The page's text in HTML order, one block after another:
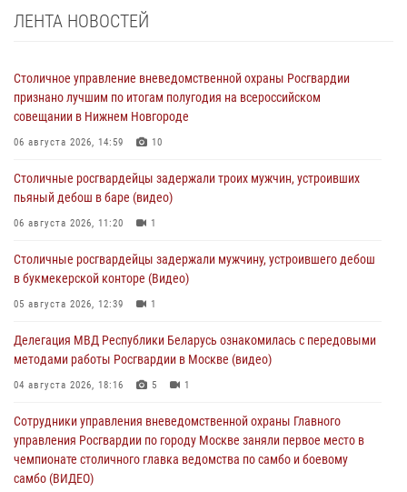
ЛЕНТА НОВОСТЕЙ
Столичное управление вневедомственной охраны Росгвардии
признано лучшим по итогам полугодия на всероссийском
совещании в Нижнем Новгороде
06 августа 2026, 14:59 10
Столичные росгвардейцы задержали троих мужчин, устроивших
пьяный дебош в баре (видео)
06 августа 2026, 11:20 1
Столичные росгвардейцы задержали мужчину, устроившего дебош
в букмекерской конторе (Видео)
05 августа 2026, 12:39 1
Делегация МВД Республики Беларусь ознакомилась с передовыми
методами работы Росгвардии в Москве (видео)
04 августа 2026, 18:16 5 1
Сотрудники управления вневедомственной охраны Главного
управления Росгвардии по городу Москве заняли первое место в
чемпионате столичного главка ведомства по самбо и боевому
самбо (ВИДЕО)